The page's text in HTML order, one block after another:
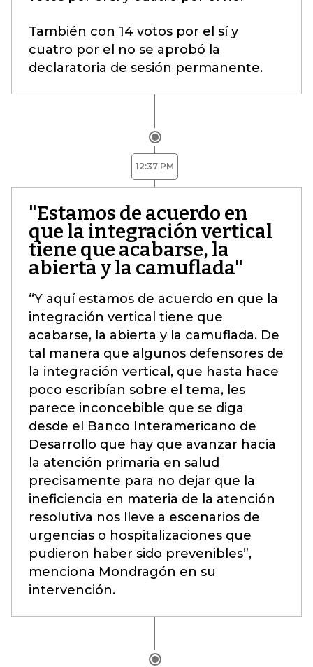
También con 14 votos por el sí y
cuatro por el no se aprobó la
declaratoria de sesión permanente.
12:37 PM
"Estamos de acuerdo en
que la integración vertical
tiene que acabarse, la
abierta y la camuflada"
“Y aquí estamos de acuerdo en que la
integración vertical tiene que
acabarse, la abierta y la camuflada. De
tal manera que algunos defensores de
la integración vertical, que hasta hace
poco escribían sobre el tema, les
parece inconcebible que se diga
desde el Banco Interamericano de
Desarrollo que hay que avanzar hacia
la atención primaria en salud
precisamente para no dejar que la
ineficiencia en materia de la atención
resolutiva nos lleve a escenarios de
urgencias o hospitalizaciones que
pudieron haber sido prevenibles”,
menciona Mondragón en su
intervención.